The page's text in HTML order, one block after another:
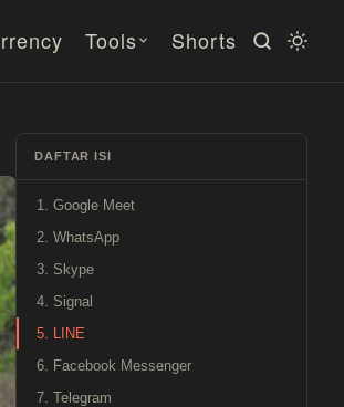
Tools Shorts
DAFTAR ISI
1. Google Meet
2. WhatsApp
3. Skype
4. Signal
5. LINE
6. Facebook Messenger
7. Telegram